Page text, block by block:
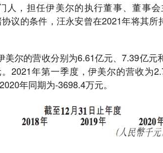
人，担任伊美尔的执行董事、董事
协议的条件，汪永安曾在2021年将其
美尔的营收分别为6.61亿元、7.39亿元
2021年第一季度，伊美尔的营收为
年同期为-3698.4万元。